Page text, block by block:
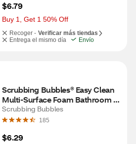
$6.79
Buy 1, Get 1 50% Off
Recoger - Verificar más tiendas
Entrega el mismo día
Envío
Scrubbing Bubbles® Easy Clean
Multi-Surface Foam Bathroom
Cleaner, 13.5 oz
Scrubbing Bubbles
185
$6.29